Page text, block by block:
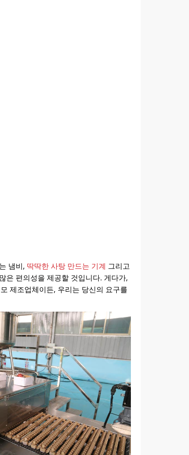
냄비, 딱딱한 사탕 만드는 기계 그리고
은 편의성을 제공할 것입니다. 게다가,
제조업체이든, 우리는 당신의 요구를